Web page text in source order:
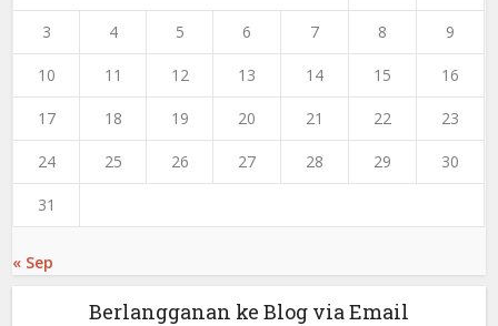
3 4 5 6 7 8 9
10 11 12 13 14 15 16
17 18 19 20 21 22 23
24 25 26 27 28 29 30
31
« Sep
Berlangganan ke Blog via Email